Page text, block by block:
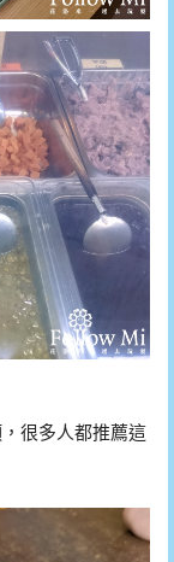
很多人都推薦這